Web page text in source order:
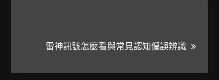
雷神訊號怎麼看與常見認知偏誤辨識